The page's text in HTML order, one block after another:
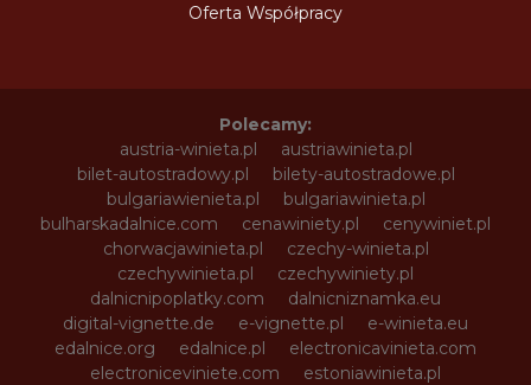
Oferta Współpracy
Polecamy:
austria-winieta.pl
austriawinieta.pl
bilet-autostradowy.pl
bilety-autostradowe.pl
bulgariawienieta.pl
bulgariawinieta.pl
bulharskadalnice.com
cenawiniety.pl
cenywiniet.pl
chorwacjawinieta.pl
czechy-winieta.pl
czechywinieta.pl
czechywiniety.pl
dalnicnipoplatky.com
dalnicniznamka.eu
digital-vignette.de
e-vignette.pl
e-winieta.eu
edalnice.org
edalnice.pl
electronicavinieta.com
electroniceviniete.com
estoniawinieta.pl